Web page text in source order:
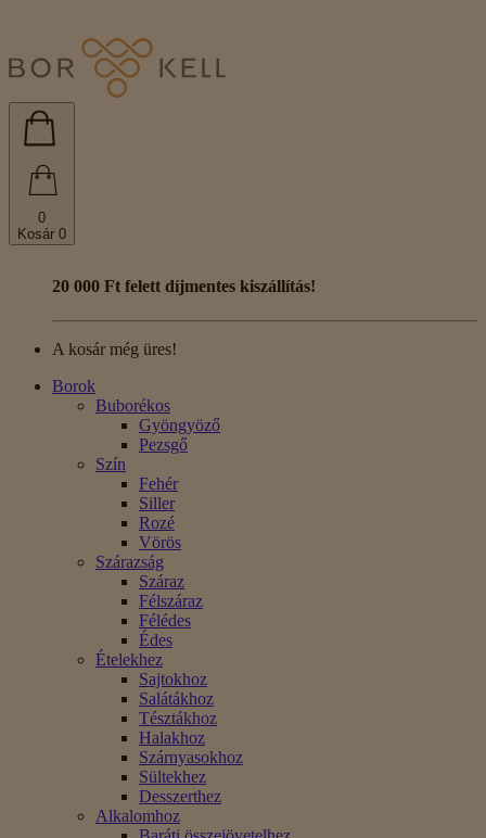
0
Kosár 0
20 000 Ft felett díjmentes kiszállítás!
A kosár még üres!
Borok
Buborékos
Gyöngyöző
Pezsgő
Szín
Fehér
Siller
Rozé
Vörös
Szárazság
Száraz
Félszáraz
Félédes
Édes
Ételekhez
Sajtokhoz
Salátákhoz
Tésztákhoz
Halakhoz
Szárnyasokhoz
Sültekhez
Desszerthez
Alkalomhoz